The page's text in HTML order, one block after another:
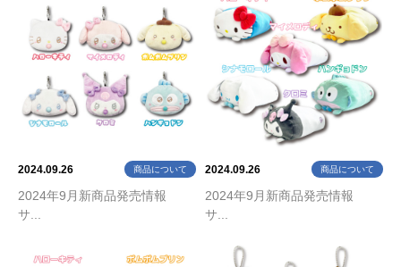
2024.09.26 商品について
2024年9月新商品発売情報
サ...
2024.09.26 商品について
2024年9月新商品発売情報
サ...